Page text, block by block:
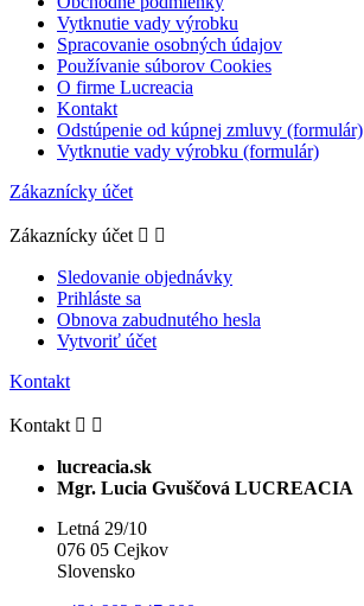
Vytknutie vady výrobku
Spracovanie osobných údajov
Používanie súborov Cookies
O firme Lucreacia
Kontakt
Odstúpenie od kúpnej zmluvy (formulár)
Vytknutie vady výrobku (formulár)
Zákaznícky účet
Zákaznícky účet  
Sledovanie objednávky
Prihláste sa
Obnova zabudnutého hesla
Vytvoriť účet
Kontakt
Kontakt  
lucreacia.sk
Mgr. Lucia Gvuščová LUCREACIA
Letná 29/10
076 05 Cejkov
Slovensko